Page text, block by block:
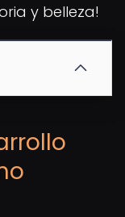
y belleza!